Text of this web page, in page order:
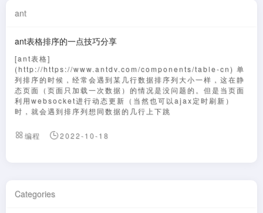
ant
ant表格排序的一点技巧分享
[ant表格]
(http://https://www.antdv.com/components/table-cn) 单
列排序的时候，经常会遇到某几行数据排序列大小一样，这在静
态页面（页面只加载一次数据）的情况是没问题的。但是当页面
利用websocket进行动态更新（当然也可以ajax定时刷新）
时，就会遇到排序列想同数据的几行上下跳
编程 2022-10-18
Categories